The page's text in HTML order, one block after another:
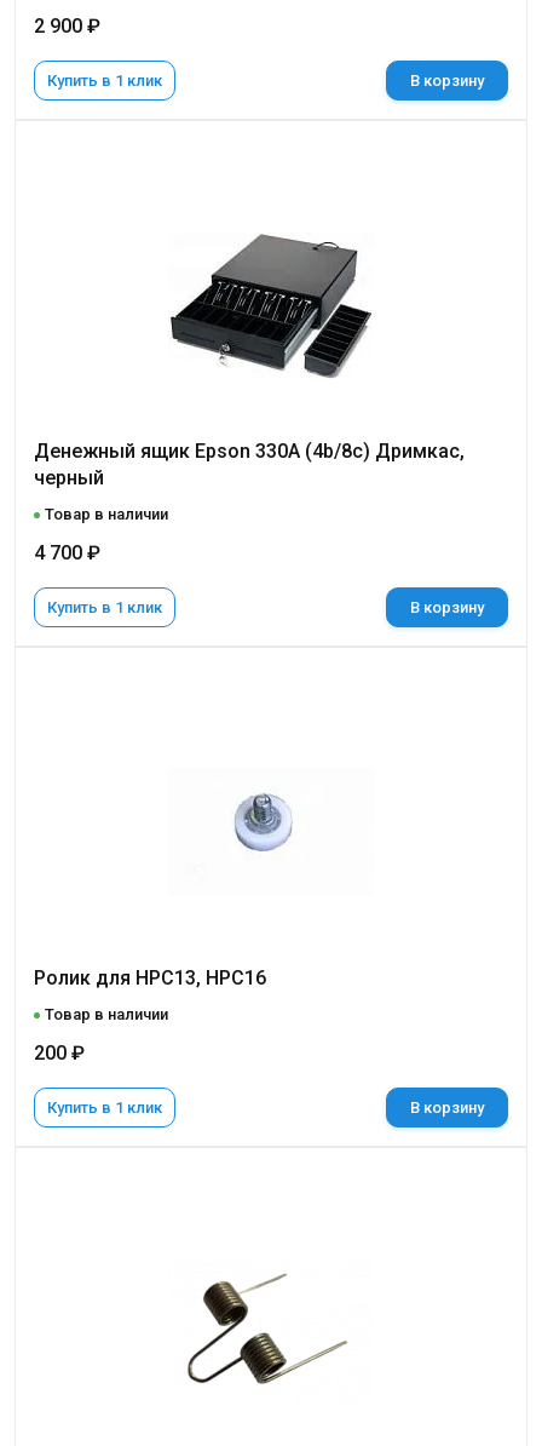
2 900 ₽
Купить в 1 клик В корзину
Денежный ящик Epson 330A (4b/8c) Дримкас,
черный
Товар в наличии
4 700 ₽
Купить в 1 клик В корзину
Ролик для НРС13, НРС16
Товар в наличии
200 ₽
Купить в 1 клик В корзину